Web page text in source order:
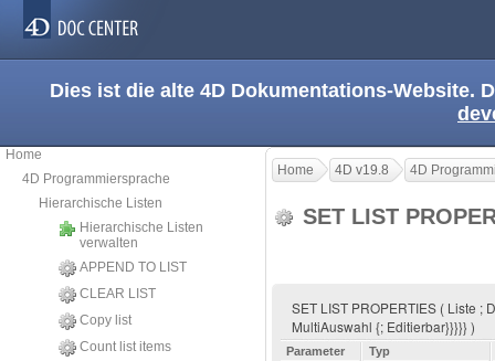
Dies ist die alte 4D Dokumentations-Website.
Home
4D Programmiersprache
Hierarchische Listen
Hierarchische Listen
verwalten
APPEND TO LIST
CLEAR LIST
Copy list
Count list items
Home 4D v19.8 4D
SET LIST
SET LIST PROPERTIES ( Liste ;
MultiAuswahl {; Editierbar}}}}} )
Parameter
Typ